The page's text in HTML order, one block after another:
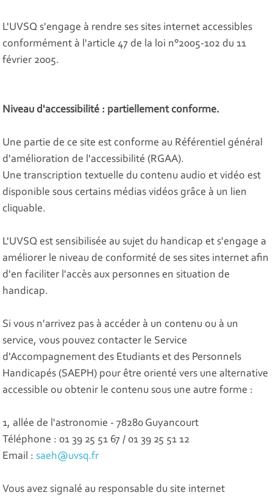
L'UVSQ s'engage à rendre ses sites internet accessibles
conformément à l'article 47 de la loi n°2005-102 du 11
février 2005.
Niveau d'accessibilité : partiellement conforme.
Une partie de ce site est conforme au Référentiel général
d'amélioration de l'accessibilité (RGAA).
Une transcription textuelle du contenu audio et vidéo est
disponible sous certains médias vidéos grâce à un lien
cliquable.
L'UVSQ est sensibilisée au sujet du handicap et s'engage a
améliorer le niveau de conformité de ses sites internet afin
d'en faciliter l'accès aux personnes en situation de
handicap.
Si vous n'arrivez pas à accéder à un contenu ou à un
service, vous pouvez contacter le Service
d'Accompagnement des Etudiants et des Personnels
Handicapés (SAEPH) pour être orienté vers une alternative
accessible ou obtenir le contenu sous une autre forme :
1, allée de l'astronomie - 78280 Guyancourt
Téléphone : 01 39 25 51 67 / 01 39 25 51 12
Email :saeh@uvsq.fr
Vous avez signalé au responsable du site internet